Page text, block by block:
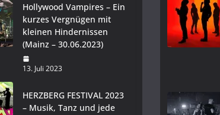
Hollywood Vampires – Ein
kurzes Vergnügen mit
kleinen Hindernissen
(Mainz – 30.06.2023)
13. Juli 2023
HERZBERG FESTIVAL 2023
– Musik, Tanz und jede